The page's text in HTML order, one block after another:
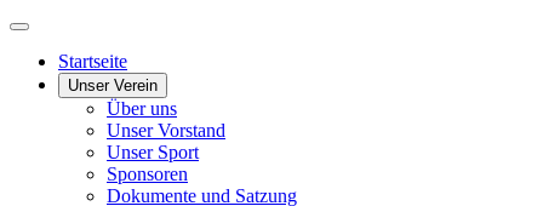
Startseite
Unser Verein
Über uns
Unser Vorstand
Unser Sport
Sponsoren
Dokumente und Satzung